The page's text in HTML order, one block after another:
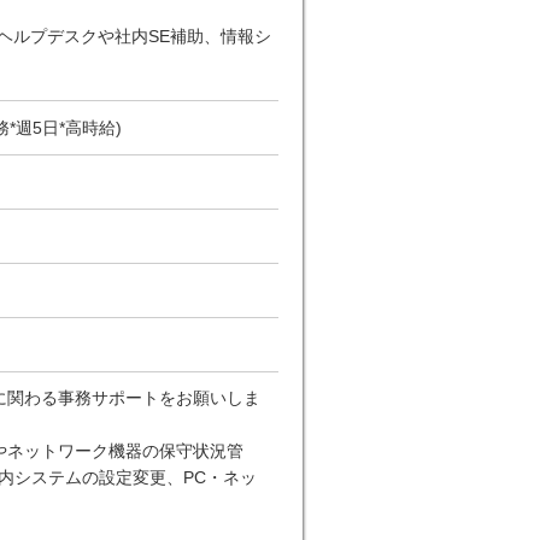
ルプデスクや社内SE補助、情報シ
*週5日*高時給)
わる事務サポートをお願いしま
ットワーク機器の保守状況管
システムの設定変更、PC・ネッ